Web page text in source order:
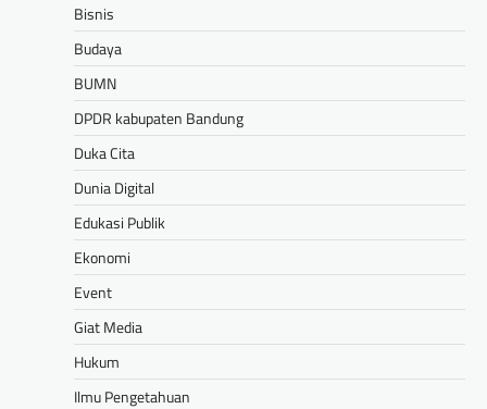
Bisnis
Budaya
BUMN
DPDR kabupaten Bandung
Duka Cita
Dunia Digital
Edukasi Publik
Ekonomi
Event
Giat Media
Hukum
Ilmu Pengetahuan